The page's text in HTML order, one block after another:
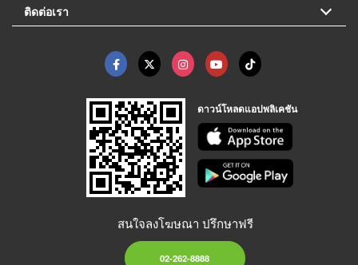
ติดต่อเรา
ดาวน์โหลดแอปพลิเคชัน
สนใจลงโฆษณา ปรึกษาฟรี
02-262-8888